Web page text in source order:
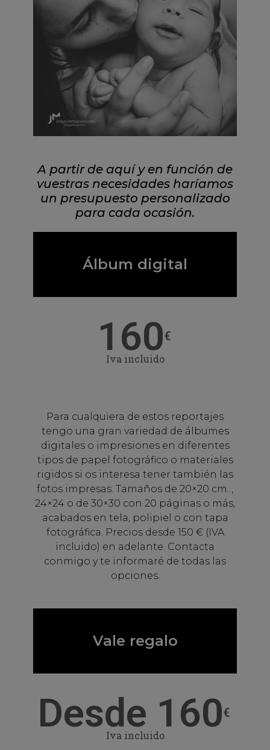
A partir de aquí y en función de
vuestras necesidades haríamos
un presupuesto personalizado
para cada ocasión.
Álbum digital
160€
Iva incluido
Para cualquiera de estos reportajes
tengo una gran variedad de álbumes
digitales o impresiones en diferentes
tipos de papel fotográfico o materiales
rigidos si os interesa tener también las
fotos impresas. Tamaños de 20×20 cm. ,
24×24 o de 30×30 con 20 páginas o más,
acabados en tela, polipiel o con tapa
fotográfica. Precios desde 150 € (IVA
incluido) en adelante. Contacta
conmigo y te informaré de todas las
opciones.
Vale regalo
Desde 160€
Iva incluido